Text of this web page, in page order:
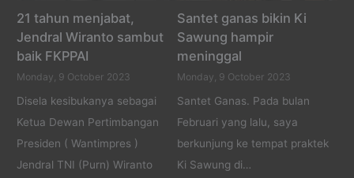
21 tahun menjabat,
Jendral Wiranto sambut
baik FKPPAI
Monday, 9 October 2023
Disela kesibukanya sebagai
Ketua Dewan Pertimbangan
Presiden ( Wantimpres )
Jendral TNI (Purn) Wiranto
Santet ganas bikin Ki
Sawung hampir
meninggal
Monday, 9 October 2023
Santet Ganas. Pada bulan
Februari yang lalu, saya
berkunjung ke tempat praktek
Ki Sawung di…